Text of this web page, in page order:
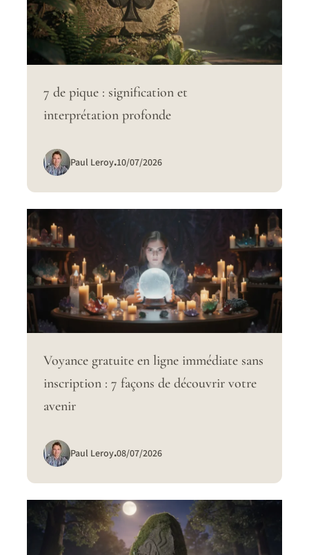
7 de pique : signification et
interprétation profonde
Paul Leroy.10/07/2026
Voyance gratuite en ligne immédiate sans
inscription : 7 façons de découvrir votre
avenir
Paul Leroy.08/07/2026